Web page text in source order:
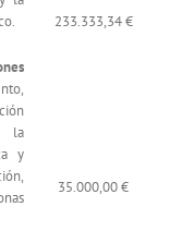
233.333,34 €
la
y
35.000,00 €